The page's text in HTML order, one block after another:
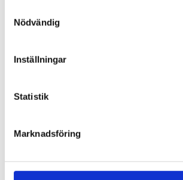
Nödvändig
Inställningar
Statistik
Marknadsföring
Lovande